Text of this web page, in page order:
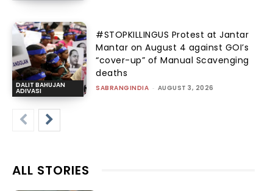
DALIT BAHUJAN
ADIVASI
#STOPKILLINGUS Protest at Jantar
Mantar on August 4 against GOI’s
“cover-up” of Manual Scavenging
deaths
SABRANGINDIA - AUGUST 3, 2026
ALL STORIES